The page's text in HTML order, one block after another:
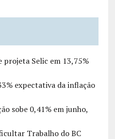
projeta Selic em 13,75%
expectativa da inflação
sobe 0,41% em junho,
Trabalho do BC